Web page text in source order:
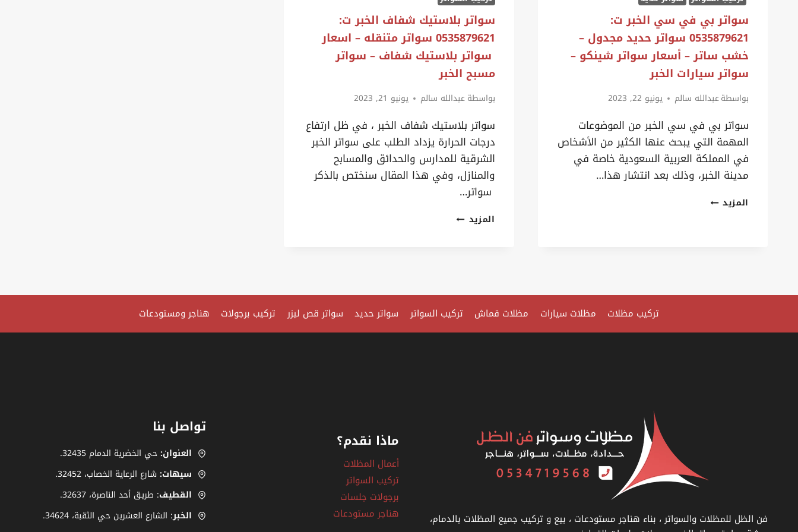
حراج
الدمام
على
الجدار
صفوى
سواتر بي في سي الخبر ت:
0535879621 سواتر حديد مجدول –
خشب ساتر – أسعار سواتر شينكو –
سواتر سيارات الخبر
بواسطةعبدالله سالم يونيو 22, 2023
سواتر بي في سي الخبر من الموضوعات
المهمة التي يبحث عنها الكثير من الأشخاص
في المملكة العربية السعودية خاصة في
مدينة الخبر، وذلك بعد انتشار هذا…
المزيدسواتر
حديد
سيارات
سواتر بلاستيك شفاف الخبر ت:
0535879621 سواتر متنقله – اسعار
سواتر بلاستيك شفاف – سواتر
مسبح الخبر
بواسطة عبدالله سالم يونيو 21, 2023
سواتر بلاستيك شفاف الخبر ، في ظل ارتفاع
درجات الحرارة يزداد الطلب على سواتر الخبر
الشرقية للمدارس والحدائق والمسابح
والمنازل، وفي هذا المقال سنختص بالذكر
سواتر…
المزيدسواتر
سواتر
متنقله
تركيب مظلات مظلات سيارات مظلات قماش تركيب السواتر سواتر حديد سواتر قص ليزر تركيب برجولات هناجر ومستودعات
فن الظل للمظلات والسواتر ، بناء هناجر مستودعات ، بيع و تركيب جميع المظلات بالدمام،
ماذا نقدم؟
أعمال المظلات
تركيب السواتر
برجولات جلسات
هناجر مستودعات
تواصل بنا
العنوان:حي الخضرية الدمام 32435.
سيهات: شارع الرعاية الخصاب، ‎.32452
القطيف: طريق أحد الناصرة، ‎32637.
الخبر: الشارع العشرين حي الثقبة، 34624.